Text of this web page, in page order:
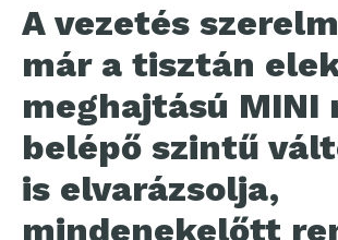
A vezetés
már a tisztán
meghajtású MINI
belépő szintű
is elvarázsolja,
mindenekelőtt